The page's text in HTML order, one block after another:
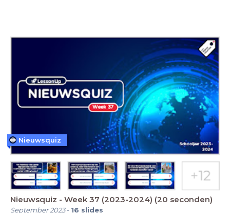
Nieuwsquiz - Week 37 (2023-2024) (20 seconden)
September 2023- 16 slides
Nieuwsquiz